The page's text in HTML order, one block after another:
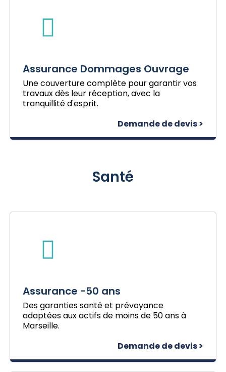
Assurance Dommages Ouvrage
Une couverture complète pour garantir vos
travaux dès leur réception, avec la
tranquillité d'esprit.
Demande de devis >
Santé
Assurance -50 ans
Des garanties santé et prévoyance
adaptées aux actifs de moins de 50 ans à
Marseille.
Demande de devis >